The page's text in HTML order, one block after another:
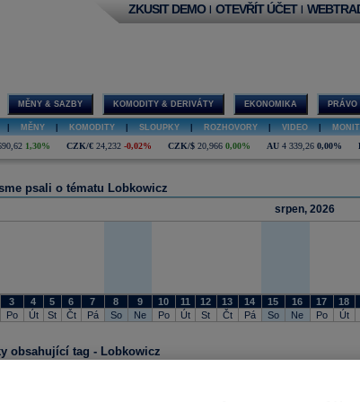
ZKUSIT DEMO | OTEVŘÍT ÚČET |
MĚNY & SAZBY KOMODITY & DERIVÁTY EKONOMIKA PRÁVO
MĚNY KOMODITY SLOUPKY ROZHOVORY VIDEO
1,30% CZK/€ 24,232 -0,02% CZK/$ 20,966 0,00% AU 4 339,26 0,00%
psali o tématu Lobkowicz
srpen, 2026
3 4 5 6 7 8 9 10 11 12 13 14 15 16 17 18
Po Út St Čt Pá So Ne Po Út St Čt Pá So Ne Po Út
obsahující tag - Lobkowicz